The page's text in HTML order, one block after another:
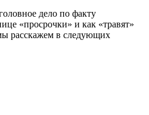
дело по факту
«просрочки» и как «травят»
расскажем в следующих